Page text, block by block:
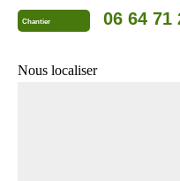
Chantier 06 64 71
Nous localiser